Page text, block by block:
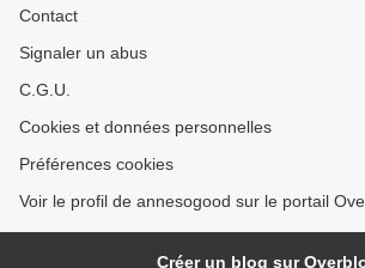
Contact
Signaler un abus
C.G.U.
Cookies et données personnelles
Préférences cookies
Voir le profil de annesogood sur le portail
Créer un blog sur